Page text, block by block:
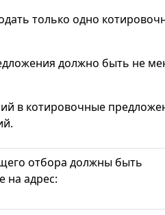
только одно
должно быть не
в котировочные
отбора должны быть
на адрес: